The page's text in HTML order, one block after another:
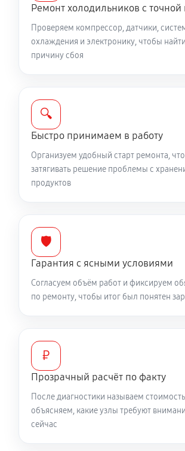
Ремонт холодильников с
Проверяем компрессор, датчики,
охлаждения и электронику, чтобы
причину сбоя
🔍
Быстро принимаем в работу
Организуем удобный старт ремонта,
затягивать решение проблемы с
продуктов
🛡️
Гарантия с ясными условиями
Согласуем объём работ и фиксируем
по ремонту, чтобы итог был понятен
₽
Прозрачный расчёт по факту
После диагностики называем
объясняем, какие узлы требуют
сейчас